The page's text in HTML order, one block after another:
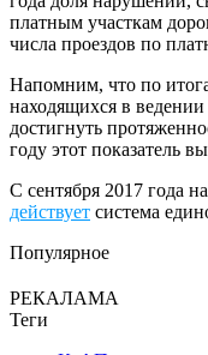
платным участкам
числа проездов по
Напомним, что по
находящихся в
достигнуть
году этот показатель
С сентября 2017 года
действует система
Популярное
РЕКАЛАМА
Теги